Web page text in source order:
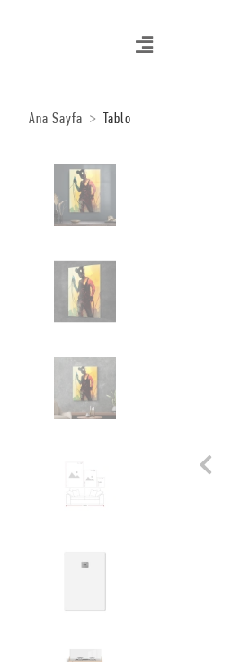
Ana Sayfa Tablo